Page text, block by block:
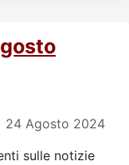
24 Agosto 2024
sulle notizie